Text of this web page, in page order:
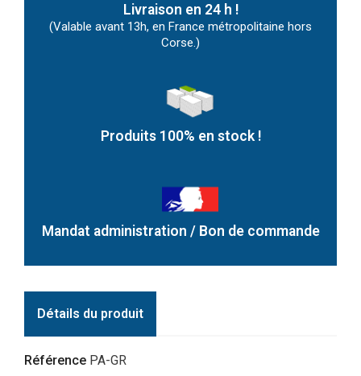
Livraison en 24 h !
(Valable avant 13h, en France métropolitaine hors
Corse.)
Produits 100% en stock !
Mandat administration / Bon de commande
Détails du produit
Référence PA-GR